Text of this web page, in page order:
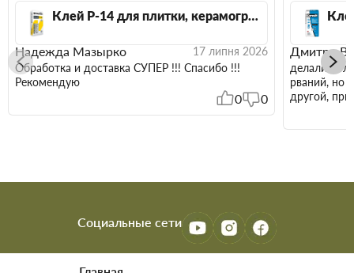
Клей Р-14 для плитки, керамогранита и камня 800*800 Polimin П-14 (Полимин) 25 кг
Надежда Мазырко
17 липня 2026
Обработка и доставка СУПЕР !!! Спасибо !!!
Рекомендую
0 0
Дмитро
делали
рваний, но
другой,
Социальные сети